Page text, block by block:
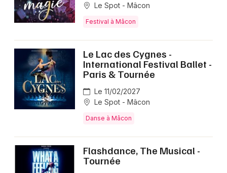
Le Spot - Mâcon
Festival à Mâcon
Le Lac des Cygnes -
International Festival Ballet -
Paris & Tournée
Le 11/02/2027
Le Spot - Mâcon
Danse à Mâcon
Flashdance, The Musical -
Tournée